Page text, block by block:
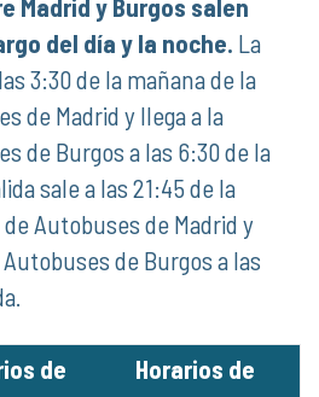
Madrid y Burgos salen
del día y la noche. La
3:30 de la mañana de la
de Madrid y llega a la
de Burgos a las 6:30 de la
sale a las 21:45 de la
Autobuses de Madrid y
de Burgos a las
de
Horarios de